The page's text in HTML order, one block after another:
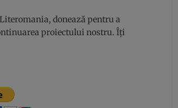
donează pentru a
proiectului nostru. Îți